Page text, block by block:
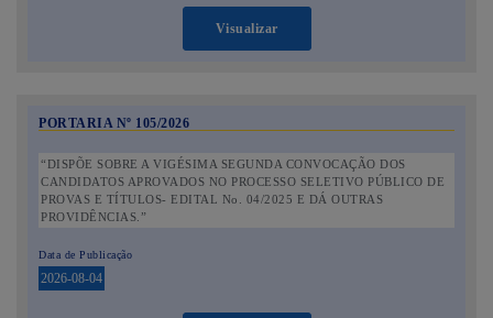
Visualizar
PORTARIA Nº 105/2026
“DISPÕE SOBRE A VIGÉSIMA SEGUNDA CONVOCAÇÃO DOS
CANDIDATOS APROVADOS NO PROCESSO SELETIVO PÚBLICO DE
PROVAS E TÍTULOS- EDITAL No. 04/2025 E DÁ OUTRAS
PROVIDÊNCIAS.”
Data de Publicação
2026-08-04